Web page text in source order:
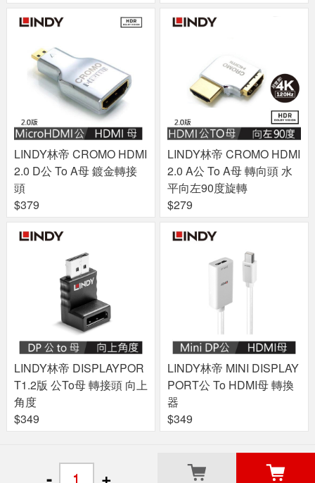
- +
LINDY林帝 CROMO HDMI
2.0 D公 To A母 鍍金轉接
頭
$379
LINDY林帝 CROMO HDMI
2.0 A公 To A母 轉向頭 水
平向左90度旋轉
$279
LINDY林帝 DISPLAYPOR
T1.2版 公To母 轉接頭 向上
角度
$349
LINDY林帝 MINI DISPLAY
PORT公 To HDMI母 轉換
器
$349
關於良興